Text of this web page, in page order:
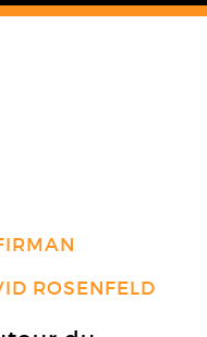
ROSENFELD